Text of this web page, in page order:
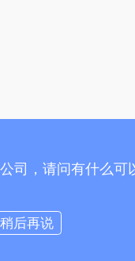
司，请问有什么可
稍后再说
询